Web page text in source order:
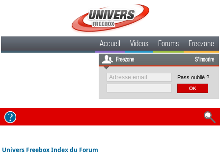
Accueil Videos Forums Freezone
Freezone S'inscrire
Pass oublié ?
Univers Freebox Index du Forum